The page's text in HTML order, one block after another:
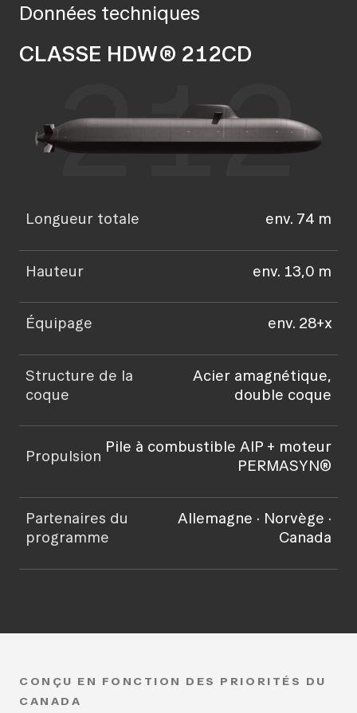
Données techniques
CLASSE HDW® 212CD
212
Longueur totale env. 74 m
Hauteur env. 13,0 m
Équipage env. 28+x
Structure de la
coque
Acier amagnétique,
double coque
Propulsion
Pile à combustible AIP + moteur
PERMASYN®
Partenaires du
programme
Allemagne · Norvège ·
Canada
CONÇU EN FONCTION DES PRIORITÉS DU
CANADA